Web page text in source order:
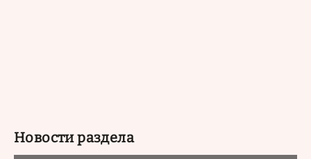
Новости раздела